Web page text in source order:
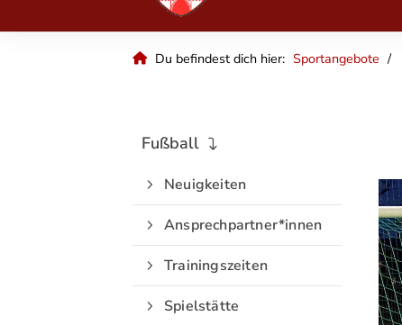
Du befindest dich hier: Sportangebote
Fußball
Neuigkeiten
Ansprechpartner*innen
Trainingszeiten
Spielstätte